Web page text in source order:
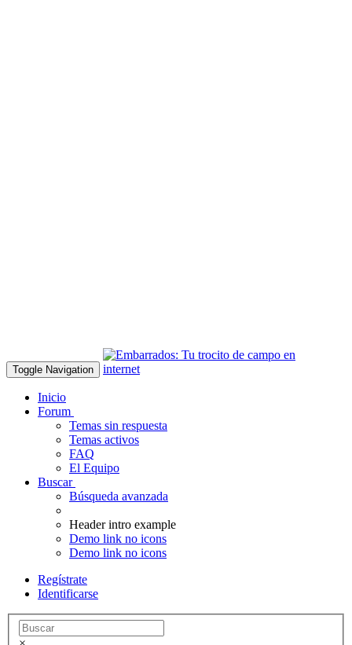
Toggle Navigation
Inicio
Forum
Temas sin respuesta
Temas activos
FAQ
El Equipo
Buscar
Búsqueda avanzada
Header intro example
Demo link no icons
Demo link no icons
Regístrate
Identificarse